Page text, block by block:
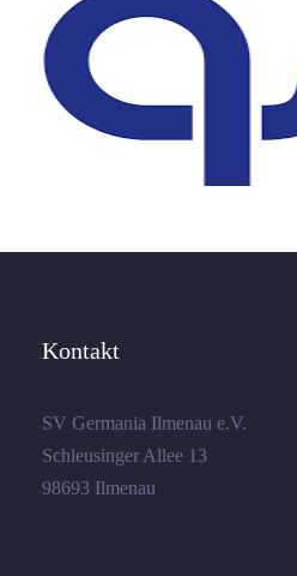
Kontakt
SV Germania Ilmenau e.V.
Schleusinger Allee 13
98693 Ilmenau